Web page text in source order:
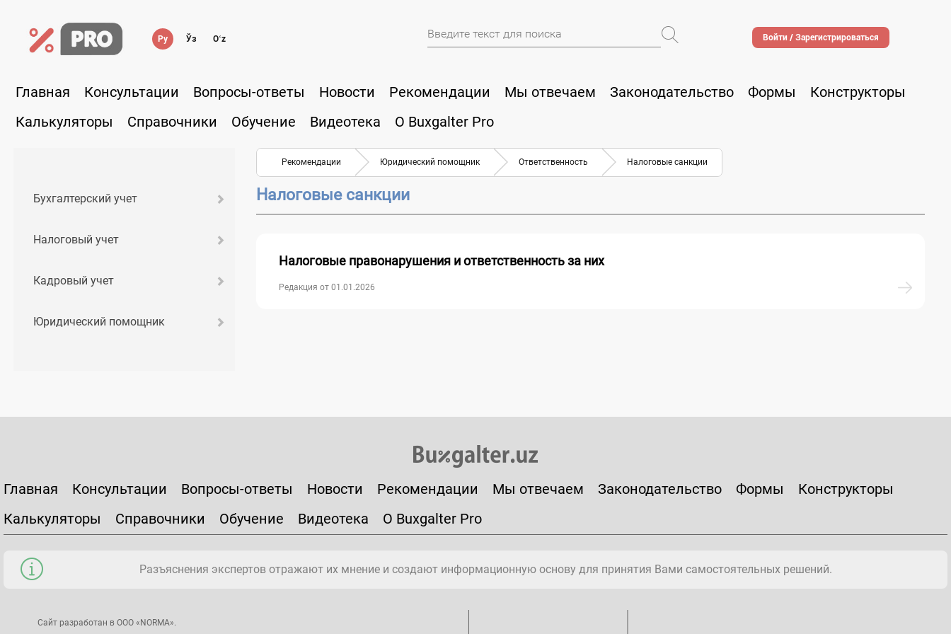
Ру Ўз Oʻz Войти / Зарегистрироваться
Главная Консультации Вопросы-ответы Новости Рекомендации Мы отвечаем Законодательство Формы
Конструкторы
Калькуляторы
Справочники Обучение Видеотека О Buxgalter Pro
Бухгалтерский учет
Налоговый учет
Кадровый учет
Юридический помощник
Рекомендации Юридический помощник Ответственность Налоговые санкции
Налоговые санкции
Налоговые правонарушения и ответственность за них
Редакция от 01.01.2026
Главная Консультации Вопросы-ответы Новости Рекомендации Мы отвечаем Законодательство Формы
Конструкторы
Калькуляторы
Справочники Обучение Видеотека О Buxgalter Pro
Разъяснения экспертов отражают их мнение и создают информационную основу для принятия Вами самостоятельных решений.
Сайт разработан в ООО «NORMA».